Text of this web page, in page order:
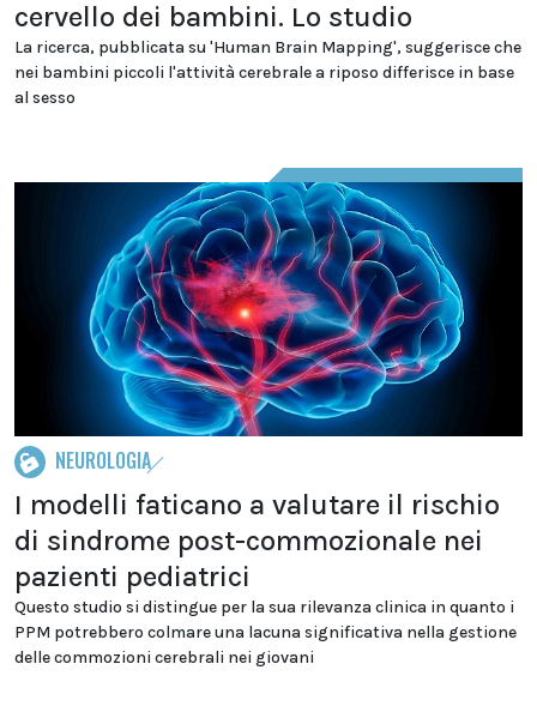
cervello dei bambini. Lo studio
La ricerca, pubblicata su 'Human Brain Mapping', suggerisce che
nei bambini piccoli l'attività cerebrale a riposo differisce in base
al sesso
NEUROLOGIA
I modelli faticano a valutare il rischio
di sindrome post-commozionale nei
pazienti pediatrici
Questo studio si distingue per la sua rilevanza clinica in quanto i
PPM potrebbero colmare una lacuna significativa nella gestione
delle commozioni cerebrali nei giovani